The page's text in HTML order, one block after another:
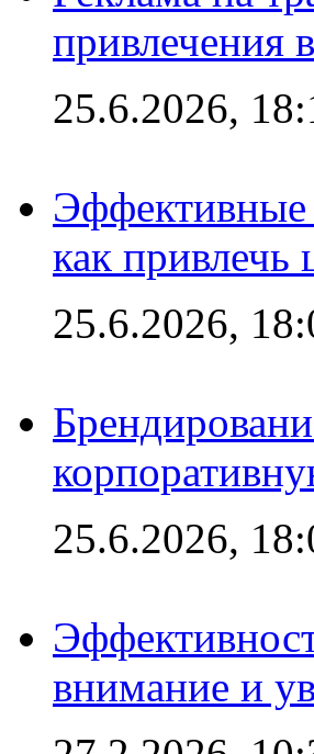
привлечения
25.6.2026,
как привлечь
25.6.2026,
25.6.2026,
внимание и